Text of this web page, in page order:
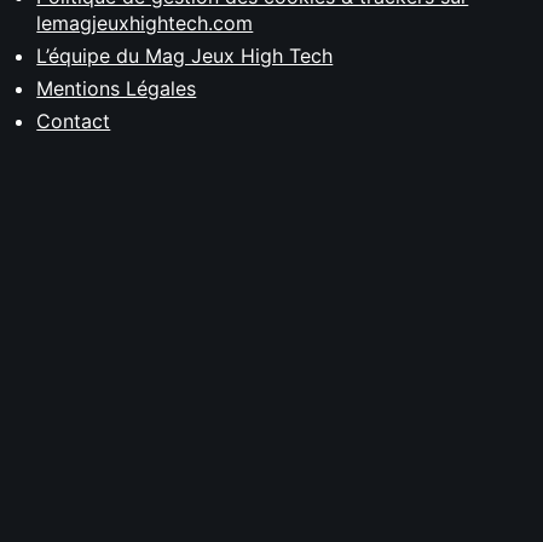
lemagjeuxhightech.com
L’équipe du Mag Jeux High Tech
Mentions Légales
Contact